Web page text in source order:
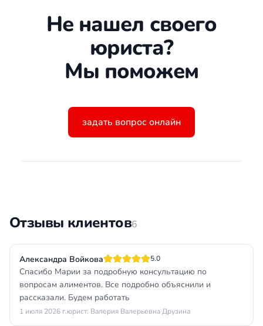
Не нашел своего
юриста?
Мы поможем
задать вопрос онлайн
Отзывы клиентов6
Александра Войкова 5.0
Спасибо Марии за подробную консультацию по
вопросам алиментов. Все подробно объяснили и
рассказали. Будем работать
1 июля 2026 г.юрист: Валерия Валерьевна Друзина